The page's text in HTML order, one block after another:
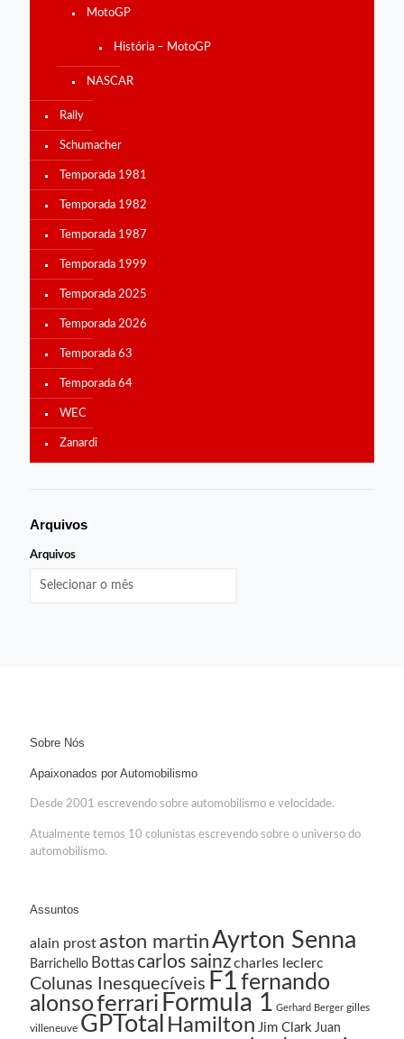
MotoGP
História – MotoGP
NASCAR
Rally
Schumacher
Temporada 1981
Temporada 1982
Temporada 1987
Temporada 1999
Temporada 2025
Temporada 2026
Temporada 63
Temporada 64
WEC
Zanardi
Arquivos
Arquivos
Sobre Nós
Apaixonados por Automobilismo
Desde 2001 escrevendo sobre automobilismo e velocidade.
Atualmente temos 10 colunistas escrevendo sobre o universo do
automobilismo.
Assuntos
alain prostaston martinAyrton Senna
Barrichello Bottas carlos sainzcharles leclerc
Colunas Inesquecíveis F1 fernando
alonsoferrari Formula 1 Gerhard Berger gilles
villeneuve GPTotal Hamilton Jim Clark Juan